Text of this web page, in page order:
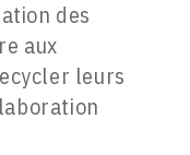
des
aux
leurs